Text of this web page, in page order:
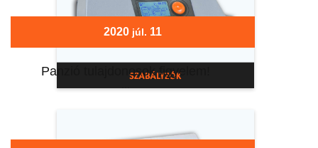
2020 júl. 11
Panzió tulajdonosok figyelem!